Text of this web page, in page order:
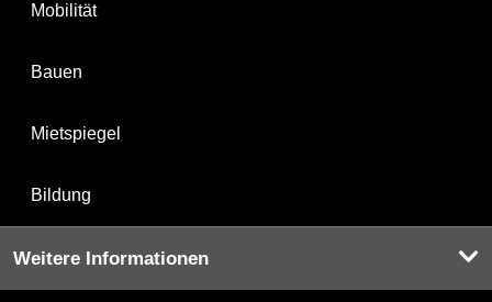
Mobilität
Bauen
Mietspiegel
Bildung
Weitere Informationen